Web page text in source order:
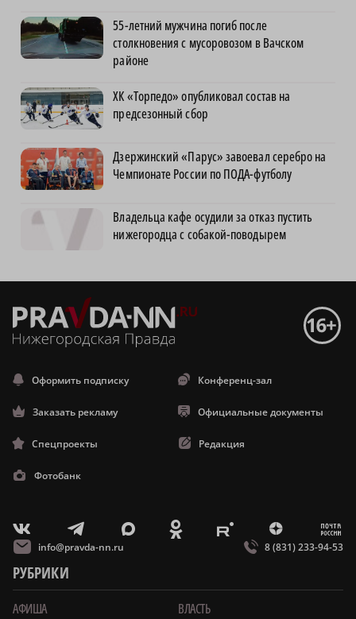
55-летний мужчина погиб после
столкновения с мусоровозом в Вачском
районе
ХК «Торпедо» опубликовал состав на
предсезонный сбор
Дзержинский «Парус» завоевал серебро на
Чемпионате России по ПОДА-футболу
Владельца кафе осудили за отказ пустить
нижегородца с собакой-поводырем
Оформить подписку Конференц-зал
Заказать рекламу Официальные документы
Спецпроекты Редакция
Фотобанк
V T X O E Z m
info@pravda-nn.ru 8 (831) 233-94-53
РУБРИКИ
АФИША
ВЛАСТЬ